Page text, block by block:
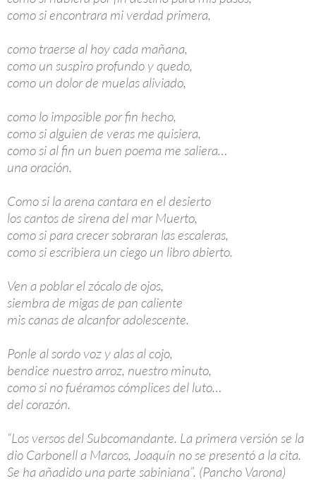
como si encontrara mi verdad primera,
como traerse al hoy cada mañana,
como un suspiro profundo y quedo,
como un dolor de muelas aliviado,
como lo imposible por fin hecho,
como si alguien de veras me quisiera,
como si al fin un buen poema me saliera…
una oración.
Como si la arena cantara en el desierto
los cantos de sirena del mar Muerto,
como si para crecer sobraran las escaleras,
como si escribiera un ciego un libro abierto.
Ven a poblar el zócalo de ojos,
siembra de migas de pan caliente
mis canas de alcanfor adolescente.
Ponle al sordo voz y alas al cojo,
bendice nuestro arroz, nuestro minuto,
como si no fuéramos cómplices del luto…
del corazón.
“Los versos del Subcomandante. La primera versión se la
dio Carbonell a Marcos, Joaquín no se presentó a la cita.
Se ha añadido una parte sabiniana”. (Pancho Varona)